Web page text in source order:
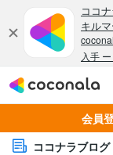
会員
ココナラブログ